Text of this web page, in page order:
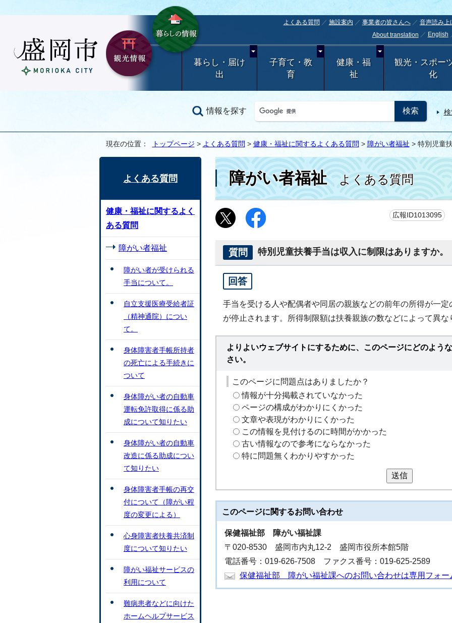
よくある質問 施設案内 事業者の皆さんへ 音声読み上
About translation
English
暮らし・届け
出
子育て・教
育
健康・福
祉
観光・スポー
化
情報を探す
現在の位置： トップページ > よくある質問 > 健康・福祉に関するよくある質問 > 障がい者福祉 > 特別児童
障がい者福祉よくある質問
広報ID1013095
質問 特別児童扶養手当は収入に制限はありますか。
回答
手当を受ける人や配偶者や同居の親族などの前年の所得が一
が停止されます。所得制限額は扶養親族の数などによって異な
よりよいウェブサイトにするために、このページにどのよう
さい。
このページに問題点はありましたか？
情報が十分掲載されていなかった
ページの構成がわかりにくかった
文章や表現がわかりにくかった
この情報を見付けるのに時間がかかった
古い情報なので参考にならなかった
特に問題無くわかりやすかった
送信
このページに関するお問い合わせ
保健福祉部
障がい福祉課
〒020-8530 盛岡市内丸12-2 盛岡市役所本館5階
電話番号：019-626-7508 ファクス番号：019-625-2589
保健福祉部 障がい福祉課へのお問い合わせは専用フォー
よくある質問
健康・福祉に関するよく
ある質問
障がい者福祉
障がい者が受けられる
手当について。
自立支援医療受給者証
（精神通院）につい
て。
身体障害者手帳所持者
の死亡による手続きに
ついて
身体障がい者の自動車
運転免許取得に係る助
成について知りたい
身体障がい者の自動車
改造に係る助成につい
て知りたい
身体障害者手帳の再交
付について（障がい程
度の変更による）
心身障害者扶養共済制
度について知りたい
障がい福祉サービスの
利用について
難病患者などに向けた
ホームヘルプサービス